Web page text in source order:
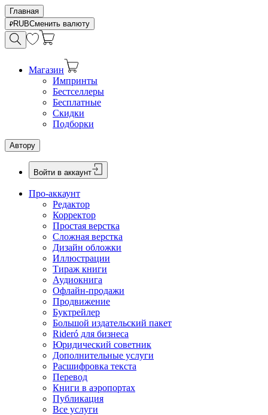
Главная
RUBСменить валюту
Магазин
Импринты
Бестселлеры
Бесплатные
Скидки
Подборки
Автору
Войти в аккаунт
Про-аккаунт
Редактор
Корректор
Простая верстка
Сложная верстка
Дизайн обложки
Иллюстрации
Тираж книги
Аудиокнига
Офлайн-продажи
Продвижение
Буктрейлер
Большой издательский пакет
Rideró для бизнеса
Юридический советник
Дополнительные услуги
Расшифровка текста
Перевод
Книги в аэропортах
Публикация
Все услуги